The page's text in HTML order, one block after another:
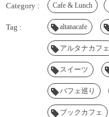
Cafe & Lunch
altanacafe
アルタナカフェ
スイーツ
パフェ巡り
ブックカフェ